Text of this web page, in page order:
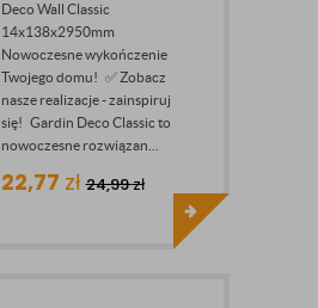
Deco Wall Classic
14x138x2950mm
Nowoczesne wykończenie
Twojego domu! ✅ Zobacz
nasze realizacje - zainspiruj
się! Gardin Deco Classic to
nowoczesne rozwiązan...
22,77 zł 24,99zł